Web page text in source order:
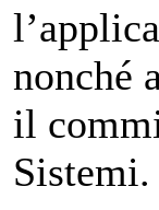
nonché
il
Sistemi.